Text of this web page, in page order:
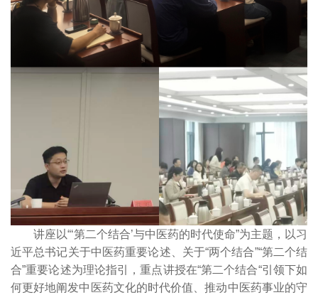
讲座以“‘第二个结合’与中医药的时代使命”为主题，以习
近平总书记关于中医药重要论述、关于“两个结合”“第二个结
合”重要论述为理论指引，重点讲授在“第二个结合“引领下如
何更好地阐发中医药文化的时代价值、推动中医药事业的守